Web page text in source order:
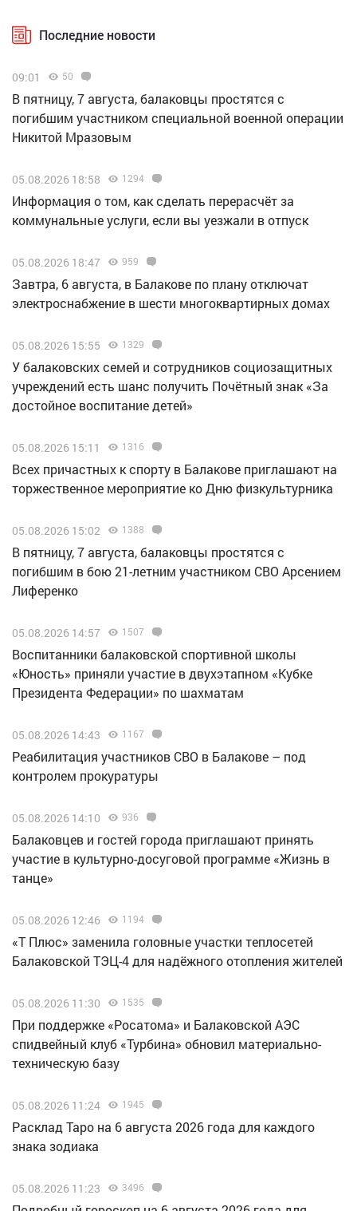
Последние новости
09:01 50
В пятницу, 7 августа, балаковцы простятся с
погибшим участником специальной военной операции
Никитой Мразовым
05.08.2026 18:58 1294
Информация о том, как сделать перерасчёт за
коммунальные услуги, если вы уезжали в отпуск
05.08.2026 18:47 959
Завтра, 6 августа, в Балакове по плану отключат
электроснабжение в шести многоквартирных домах
05.08.2026 15:55 1329
У балаковских семей и сотрудников социозащитных
учреждений есть шанс получить Почётный знак «За
достойное воспитание детей»
05.08.2026 15:11 1316
Всех причастных к спорту в Балакове приглашают на
торжественное мероприятие ко Дню физкультурника
05.08.2026 15:02 1388
В пятницу, 7 августа, балаковцы простятся с
погибшим в бою 21-летним участником СВО Арсением
Лиференко
05.08.2026 14:57 1507
Воспитанники балаковской спортивной школы
«Юность» приняли участие в двухэтапном «Кубке
Президента Федерации» по шахматам
05.08.2026 14:43 1167
Реабилитация участников СВО в Балакове – под
контролем прокуратуры
05.08.2026 14:10 936
Балаковцев и гостей города приглашают принять
участие в культурно-досуговой программе «Жизнь в
танце»
05.08.2026 12:46 1194
«Т Плюс» заменила головные участки теплосетей
Балаковской ТЭЦ-4 для надёжного отопления жителей
05.08.2026 11:30 1535
При поддержке «Росатома» и Балаковской АЭС
спидвейный клуб «Турбина» обновил материально-
техническую базу
05.08.2026 11:24 1945
Расклад Таро на 6 августа 2026 года для каждого
знака зодиака
05.08.2026 11:23 3496